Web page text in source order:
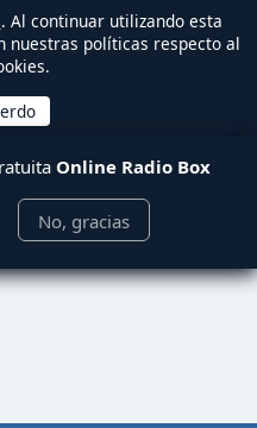
. Al continuar utilizando esta
nuestras políticas respecto al
Online Radio Box
No, gracias